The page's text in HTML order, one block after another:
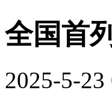
全国首
2025-5-23